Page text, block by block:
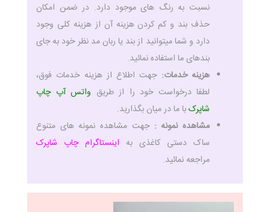
نسبت به رنگ های موجود دارد. در ضمن امکان
حذف بند و کم کردن هزینه آن از هزینه کلی وجود
دارد و شما میتوانید از بند یا ربان مد نظر خود به جای
بندهای ما استفاده نمائید.
هزینه خدمات:جهت اطلاع از هزینه خدمات فوق،
لطفا درخواست خود را از طریق واتس آپ چاپ
شاپرکبا ما در میان بگذارید.
مشاهده نمونه :جهت مشاهده نمونه های متنوع
ساک دستی کاغذی به اینستاگرام چاپ شاپرک
مراجعه نمائید.